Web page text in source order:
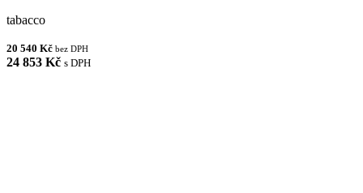
tabacco
20 540 Kč bez DPH
24 853 Kč s DPH